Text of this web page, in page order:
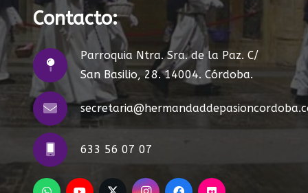
Contacto:
Parroquia Ntra. Sra. de la Paz. C/
San Basilio, 28. 14004. Córdoba.
633 56 07 07